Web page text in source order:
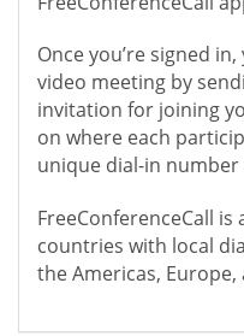
Once you’re signed
video meeting by
invitation for joining
on where each
unique dial-in
FreeConferenceCall is
countries with local
the Americas, Europe,